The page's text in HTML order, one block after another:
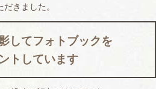
だきました。
してフォトブックを
トしています